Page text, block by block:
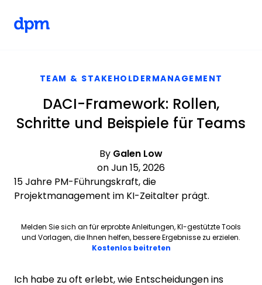
TEAM & STAKEHOLDERMANAGEMENT
DACI-Framework: Rollen,
Schritte und Beispiele für Teams
By Galen Low
on Jun 15, 2026
15 Jahre PM-Führungskraft, die
Projektmanagement im KI-Zeitalter prägt.
Melden Sie sich an für erprobte Anleitungen, KI-gestützte Tools
und Vorlagen, die Ihnen helfen, bessere Ergebnisse zu erzielen.
Kostenlos beitretenOpens new window
Ich habe zu oft erlebt, wie Entscheidungen ins